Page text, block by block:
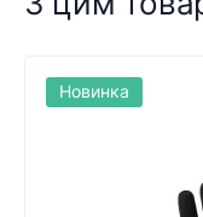
Новинка